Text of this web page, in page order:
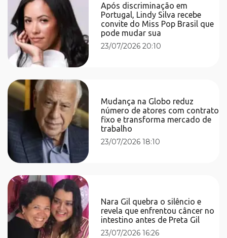
Após discriminação em
Portugal, Lindy Silva recebe
convite do Miss Pop Brasil que
pode mudar sua
23/07/2026 20:10
Mudança na Globo reduz
número de atores com contrato
fixo e transforma mercado de
trabalho
23/07/2026 18:10
Nara Gil quebra o silêncio e
revela que enfrentou câncer no
intestino antes de Preta Gil
23/07/2026 16:26